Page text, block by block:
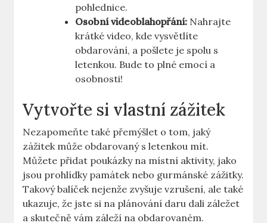
pohlednice.
Osobní videoblahopřání: Nahrajte
krátké video, kde vysvětlíte
obdarování, a pošlete je spolu s
letenkou. Bude to plné emocí a
osobnosti!
Vytvořte si vlastní zážitek
Nezapomeňte také přemýšlet o tom, jaký
zážitek může obdarovaný s letenkou mít.
Můžete přidat poukázky na místní aktivity, jako
jsou prohlídky památek nebo gurmánské zážitky.
Takový balíček nejenže zvyšuje vzrušení, ale také
ukazuje, že jste si na plánování daru dali záležet
a skutečně vám záleží na obdarovaném.